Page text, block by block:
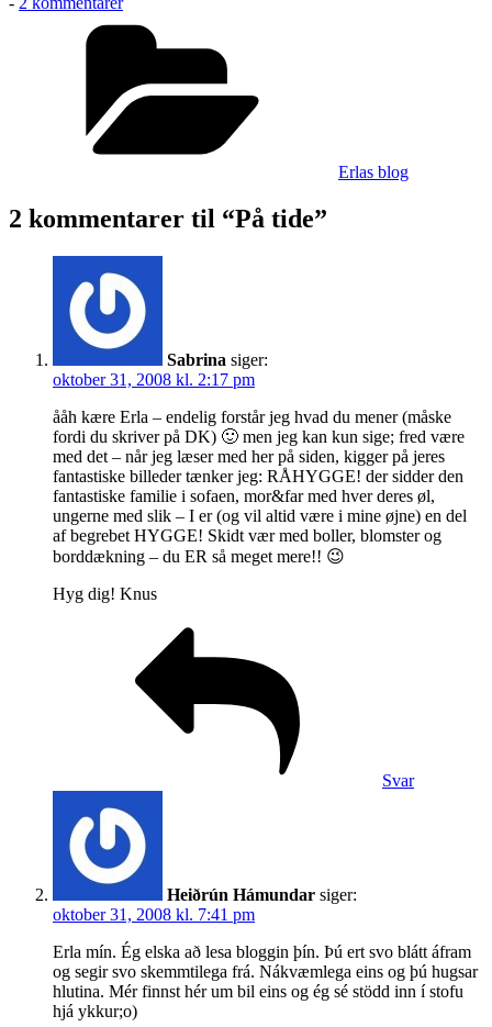
På
Erlas blog
2 kommentarer til “På tide”
Sabrina siger:
oktober 31, 2008 kl. 2:17 pm
ååh kære Erla – endelig forstår jeg hvad du mener (måske
fordi du skriver på DK) 🙂 men jeg kan kun sige; fred være
med det – når jeg læser med her på siden, kigger på jeres
fantastiske billeder tænker jeg: RÅHYGGE! der sidder den
fantastiske familie i sofaen, mor&far med hver deres øl,
ungerne med slik – I er (og vil altid være i mine øjne) en del
af begrebet HYGGE! Skidt vær med boller, blomster og
borddækning – du ER så meget mere!! 😉
Hyg dig! Knus
Svar
Heiðrún Hámundar siger:
oktober 31, 2008 kl. 7:41 pm
Erla mín. Ég elska að lesa bloggin þín. Þú ert svo blátt áfram
og segir svo skemmtilega frá. Nákvæmlega eins og þú hugsar
hlutina. Mér finnst hér um bil eins og ég sé stödd inn í stofu
hjá ykkur;o)